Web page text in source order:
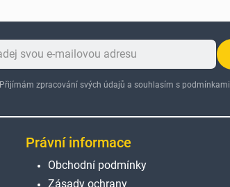
Přijímám zpracování svých údajů a souhlasím s podmínkami
Právní informace
Obchodní podmínky
Zásady ochrany